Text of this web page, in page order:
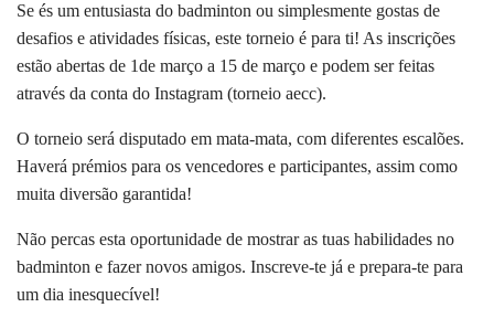
Se és um entusiasta do badminton ou simplesmente gostas de
desafios e atividades físicas, este torneio é para ti! As inscrições
estão abertas de 1de março a 15 de março e podem ser feitas
através da conta do Instagram (torneio aecc).
O torneio será disputado em mata-mata, com diferentes escalões.
Haverá prémios para os vencedores e participantes, assim como
muita diversão garantida!
Não percas esta oportunidade de mostrar as tuas habilidades no
badminton e fazer novos amigos. Inscreve-te já e prepara-te para
um dia inesquecível!